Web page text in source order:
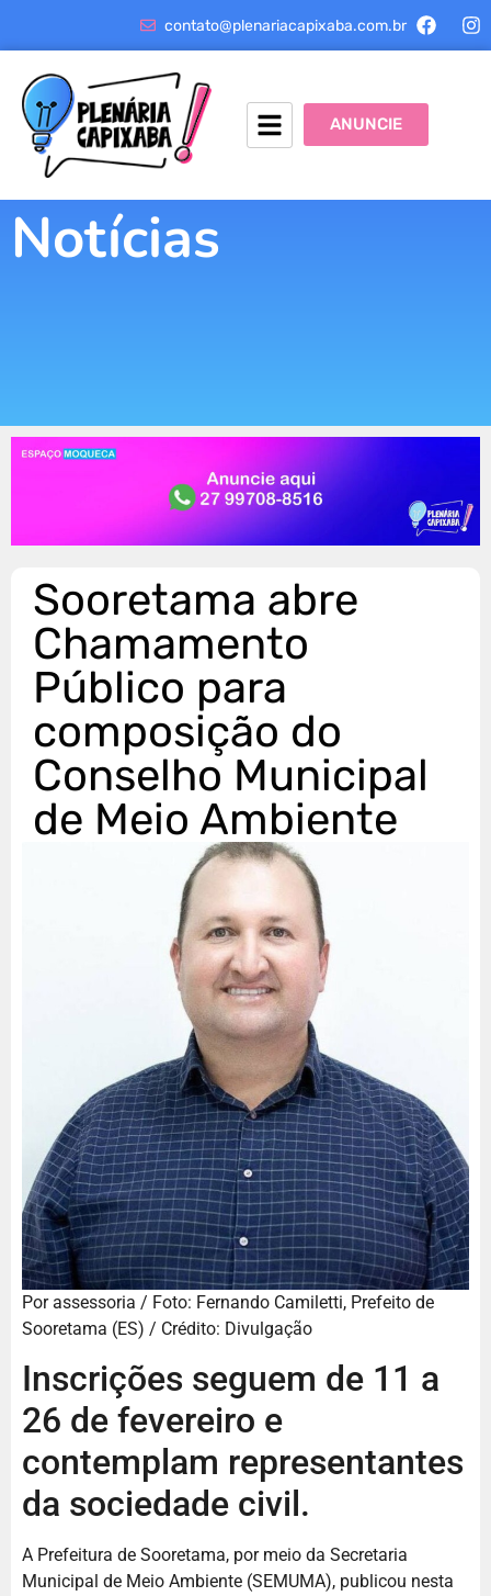
contato@plenariacapixaba.com.br
ANUNCIE
Notícias
Sooretama abre
Chamamento
Público para
composição do
Conselho Municipal
de Meio Ambiente
Por assessoria / Foto: Fernando Camiletti, Prefeito de
Sooretama (ES) / Crédito: Divulgação
Inscrições seguem de 11 a
26 de fevereiro e
contemplam representantes
da sociedade civil.
A Prefeitura de Sooretama, por meio da Secretaria
Municipal de Meio Ambiente (SEMUMA), publicou nesta